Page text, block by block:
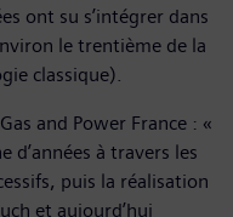
ont su s’intégrer dans
le trentième de la
classique).
and Power France : «
d’années à travers les
puis la réalisation
et aujourd’hui